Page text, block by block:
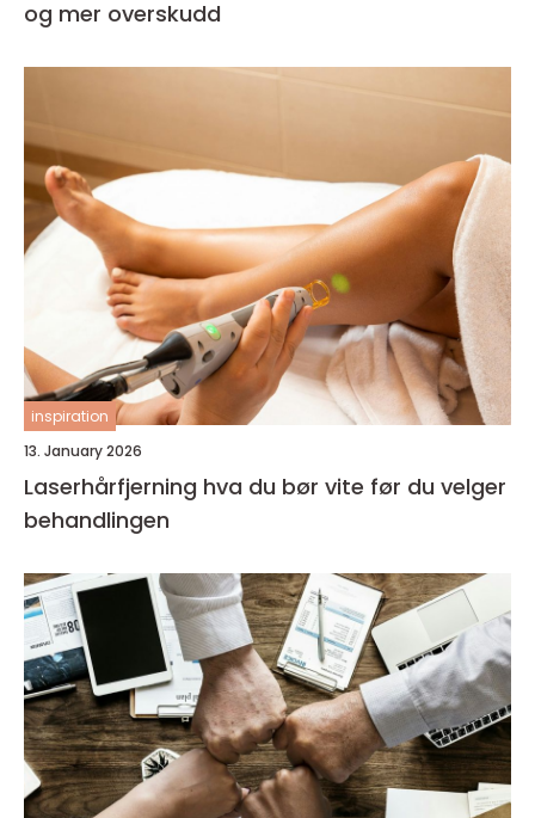
og mer overskudd
inspiration
13. January 2026
Laserhårfjerning hva du bør vite før du velger
behandlingen